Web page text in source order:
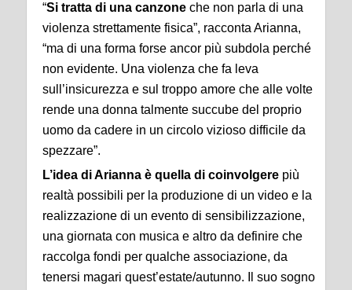
“Si tratta di una canzone che non parla di una
violenza strettamente fisica”, racconta Arianna,
“ma di una forma forse ancor più subdola perché
non evidente. Una violenza che fa leva
sull’insicurezza e sul troppo amore che alle volte
rende una donna talmente succube del proprio
uomo da cadere in un circolo vizioso difficile da
spezzare”.
L’idea di Arianna è quella di coinvolgere più
realtà possibili per la produzione di un video e la
realizzazione di un evento di sensibilizzazione,
una giornata con musica e altro da definire che
raccolga fondi per qualche associazione, da
tenersi magari quest’estate/autunno. Il suo sogno